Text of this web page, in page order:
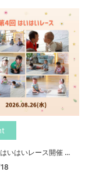
いはいレース開催 ...